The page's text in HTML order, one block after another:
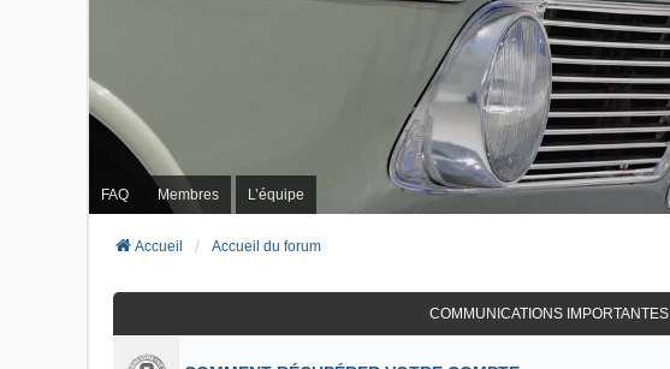
FAQ Membres L’équipe
Accueil Accueil du forum
COMMUNICATIONS IMPORTANTES